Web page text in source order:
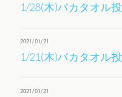
1/28(木)バカタオル
2021/01/21
1/21(木)バカタオル
2021/01/21